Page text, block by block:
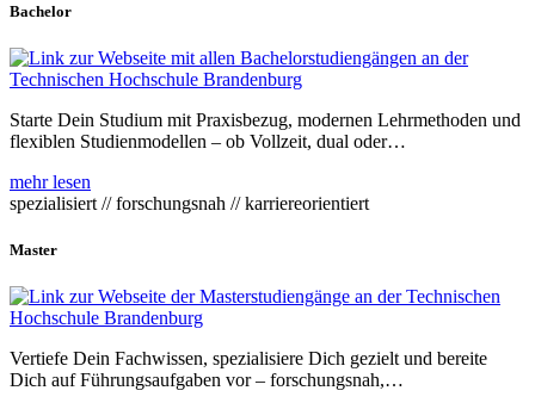
Bachelor
Starte Dein Studium mit Praxisbezug, modernen Lehrmethoden und
flexiblen Studienmodellen – ob Vollzeit, dual oder…
mehr lesen
spezialisiert // forschungsnah // karriereorientiert
Master
Vertiefe Dein Fachwissen, spezialisiere Dich gezielt und bereite
Dich auf Führungsaufgaben vor – forschungsnah,…